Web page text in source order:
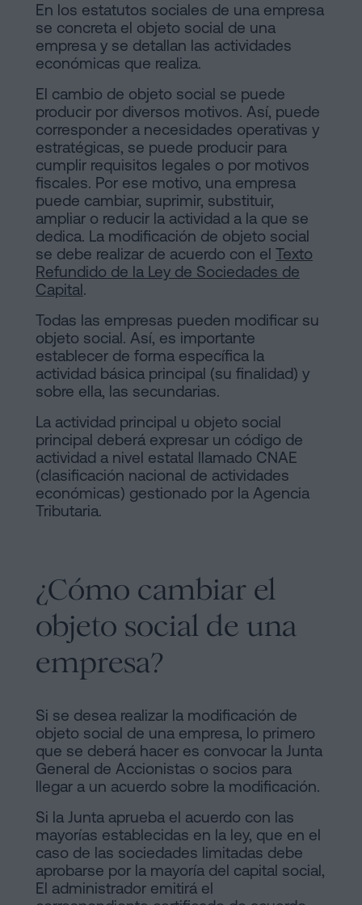
Editorial
Contenidos
Personalizar
cookies
Síguenos
redes
sociales
habitabilidad?
Contactar
En los estatutos sociales de una empresa
se concreta el objeto social de una
empresa y se detallan las actividades
económicas que realiza.
El cambio de objeto social se puede
producir por diversos motivos. Así, puede
corresponder a necesidades operativas y
estratégicas, se puede producir para
cumplir requisitos legales o por motivos
fiscales. Por ese motivo, una empresa
puede cambiar, suprimir, substituir,
ampliar o reducir la actividad a la que se
dedica. La modificación de objeto social
se debe realizar de acuerdo con el Texto
Refundido de la Ley de Sociedades de
Capital.
Todas las empresas pueden modificar su
objeto social. Así, es importante
establecer de forma específica la
actividad básica principal (su finalidad) y
sobre ella, las secundarias.
La actividad principal u objeto social
principal deberá expresar un código de
actividad a nivel estatal llamado CNAE
(clasificación nacional de actividades
económicas) gestionado por la Agencia
Tributaria.
¿Cómo cambiar el
objeto social de una
empresa?
Si se desea realizar la modificación de
objeto social de una empresa, lo primero
que se deberá hacer es convocar la Junta
General de Accionistas o socios para
llegar a un acuerdo sobre la modificación.
Si la Junta aprueba el acuerdo con las
mayorías establecidas en la ley, que en el
caso de las sociedades limitadas debe
aprobarse por la mayoría del capital social,
El administrador emitirá el